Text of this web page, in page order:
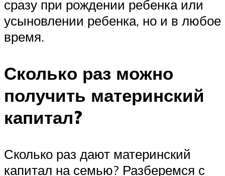
сразу при рождении ребенка или
усыновлении ребенка, но и в любое
время.
Сколько раз можно
получить материнский
капитал?
Сколько раз дают материнский
капитал на семью? Разберемся с